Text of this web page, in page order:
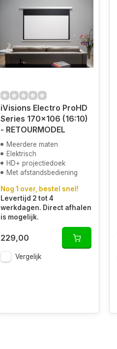
iVisions Electro ProHD
Series 170x106 (16:10)
- RETOURMODEL
Meerdere maten
Elektrisch
HD+ projectiedoek
Met afstandsbediening
Nog 1 over, bestel snel!
Levertijd 2 tot 4
werkdagen. Direct afhalen
is mogelijk.
229,00
Vergelijk